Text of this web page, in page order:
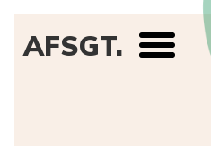
AFSGT.